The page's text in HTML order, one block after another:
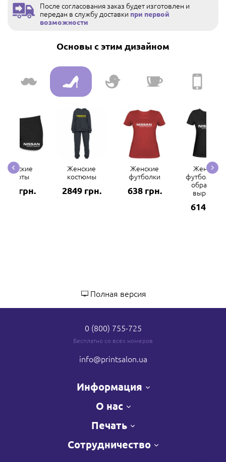
После согласования заказ будет изготовлен и
передан в службу доставки при первой
возможности
Основы с этим дизайном
Женские
шорты
132 грн.
Женские
костюмы
2849 грн.
Женские
футболки
638 грн.
Женские
футболки с
образным
вырезом
614 грн.
Полная версия
0 (800) 755-725
Бесплатно со всех номеров
info@printsalon.ua
Информация
О нас
Печать
Сотрудничество